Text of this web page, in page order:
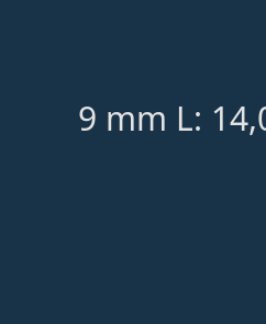
9 mm L: